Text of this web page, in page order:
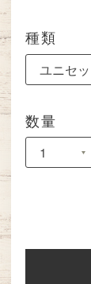
種類
数量